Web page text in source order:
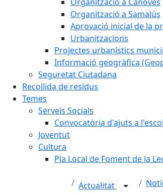
Organització a Samalús
Aprovació inicial de la
Urbanitzacions
Projectes urbanístics
Informació geogràfica
Seguretat Ciutadana
Recollida de residus
Temes
Serveis Socials
Convocatòria d'ajuts a
Joventut
Cultura
Pla Local de Foment de la
Actualitat